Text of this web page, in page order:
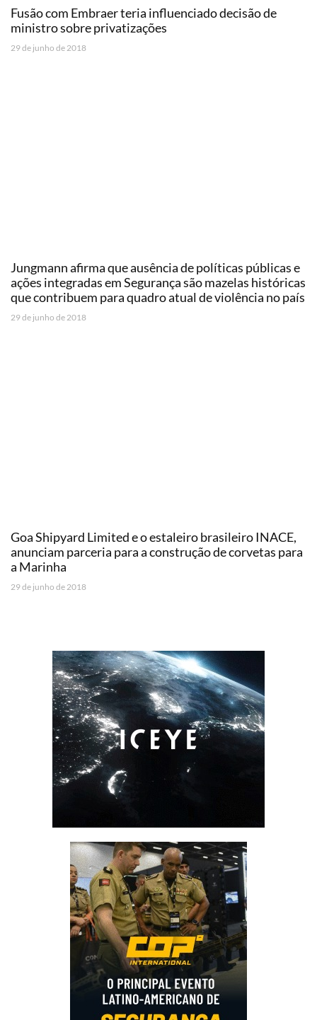
Fusão com Embraer teria influenciado decisão de
ministro sobre privatizações
29 de junho de 2018
Jungmann afirma que ausência de políticas públicas e
ações integradas em Segurança são mazelas históricas
que contribuem para quadro atual de violência no país
29 de junho de 2018
Goa Shipyard Limited e o estaleiro brasileiro INACE,
anunciam parceria para a construção de corvetas para
a Marinha
29 de junho de 2018